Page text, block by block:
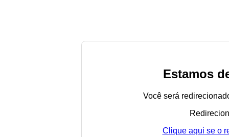
Estamos
Você será
Clique aqui se o